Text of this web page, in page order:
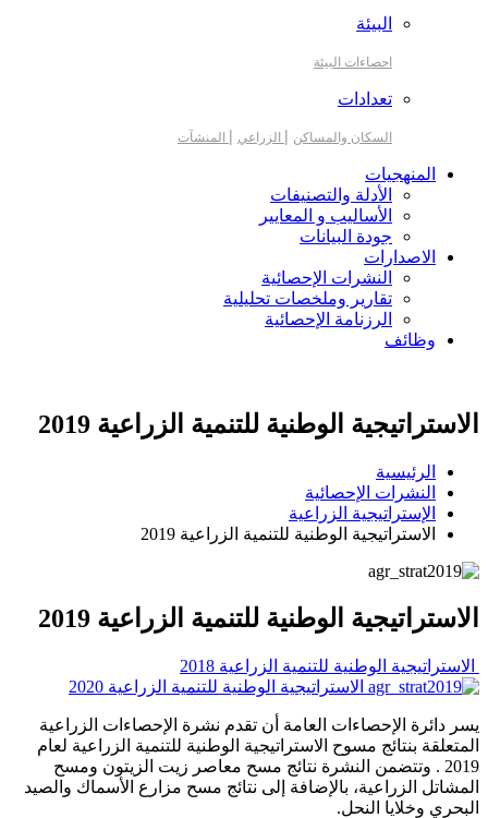
البيئة
احصاءات البيئة
تعدادات
السكان والمساكن | الزراعي | المنشآت
المنهجيات
الأدلة والتصنيفات
الأساليب و المعايير
جودة البيانات
الاصدارات
النشرات الإحصائية
تقارير وملخصات تحليلية
الرزنامة الإحصائية
وظائف
الاستراتيجية الوطنية للتنمية الزراعية 2019
الرئيسية
النشرات الإحصائية
الإستراتيجية الزراعية
الاستراتيجية الوطنية للتنمية الزراعية 2019
الاستراتيجية الوطنية للتنمية الزراعية 2019
الاستراتيجية الوطنية للتنمية الزراعية 2018
الاستراتيجية الوطنية للتنمية الزراعية 2020
يسر دائرة الإحصاءات العامة أن تقدم نشرة الإحصاءات الزراعية
المتعلقة بنتائج مسوح الاستراتيجية الوطنية للتنمية الزراعية لعام
2019 . وتتضمن النشرة نتائج مسح معاصر زيت الزيتون ومسح
المشاتل الزراعية، بالإضافة إلى نتائج مسح مزارع الأسماك والصيد
البحري وخلايا النحل.